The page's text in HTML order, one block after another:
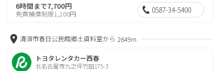
6時間まで7,700円
免責補償制度1,100円 0587-34-5400
清須市春日公民館郷土資料室から 2649m
トヨタレンタカー西春
北名古屋市九之坪竹田175-3